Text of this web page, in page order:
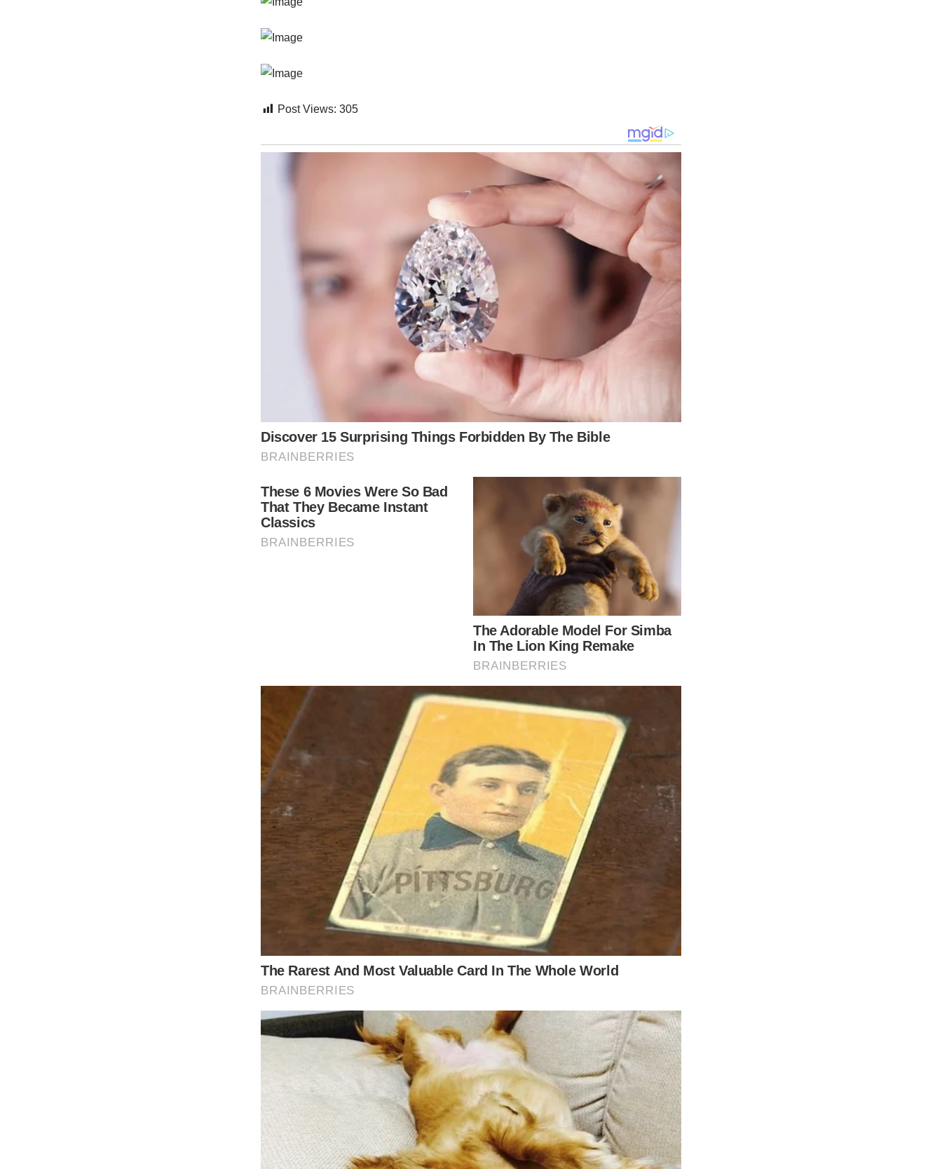
Post Views: 305